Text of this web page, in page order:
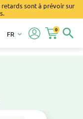
sont à prévoir sur
search
0
FR keyboard_arrow_down